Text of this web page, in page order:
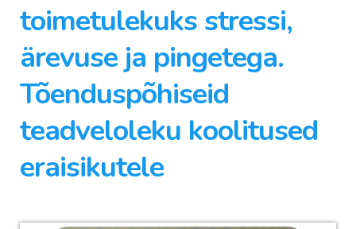
toimetulekuks stressi,
ärevuse ja pingetega.
Tõenduspõhiseid
teadveloleku koolitused
eraisikutele